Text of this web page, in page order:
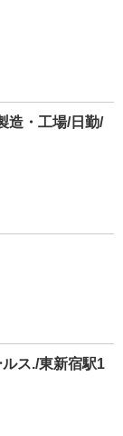
造・工場/日勤/
ス./東新宿駅1